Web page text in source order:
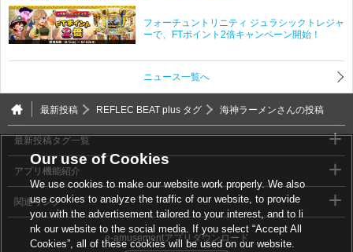
フォーチュントリニティ ジュラシックトレジャ
ーで、FTポイント2倍キャンペーン開始！
ニュース一覧へ
最新投稿 REFLEC BEAT plus タグ 海神ラーメンさんの投稿
最新投稿タグ一覧
アプリ機能紹介
関連リンク
e-amusementアプリダウンロード
Our use of Cookies
We use cookies to make our website work properly. We also
use cookies to analyze the traffic of our website, to provide
you with the advertisement tailored to your interest, and to li
nk our website to the social media. If you select “Accept All
Cookies”, all of these cookies will be used on our website.